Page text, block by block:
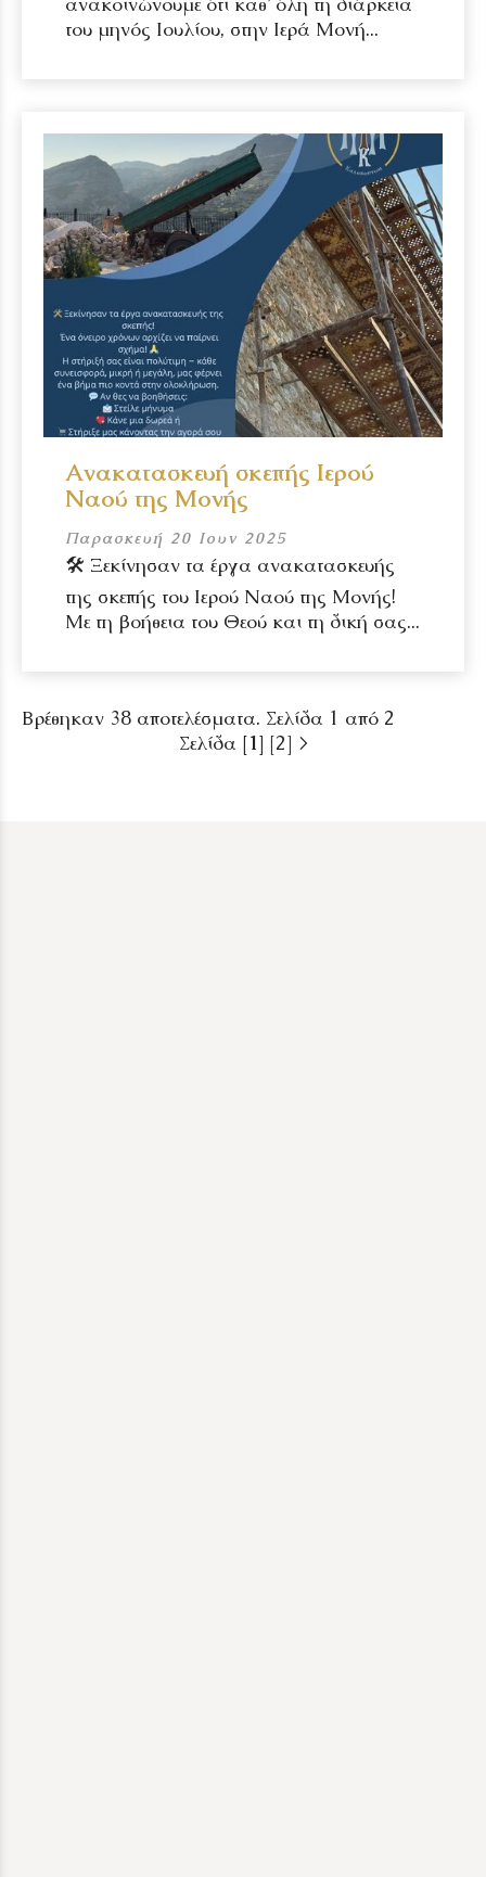
του μηνός Ιουλίου, στην Ιερά Μονή...
Ανακατασκευή σκεπής Ιερού
Ναού της Μονής
Παρασκευή 20 Ιουν 2025
🛠️ Ξεκίνησαν τα έργα ανακατασκευής
της σκεπής του Ιερού Ναού της Μονής!
Με τη βοήθεια του Θεού και τη δική σας...
Βρέθηκαν 38 αποτελέσματα. Σελίδα 1 από 2
Σελίδα [1] [2] >